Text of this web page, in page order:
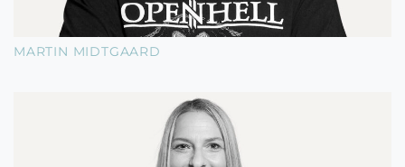
MARTIN MIDTGAARD